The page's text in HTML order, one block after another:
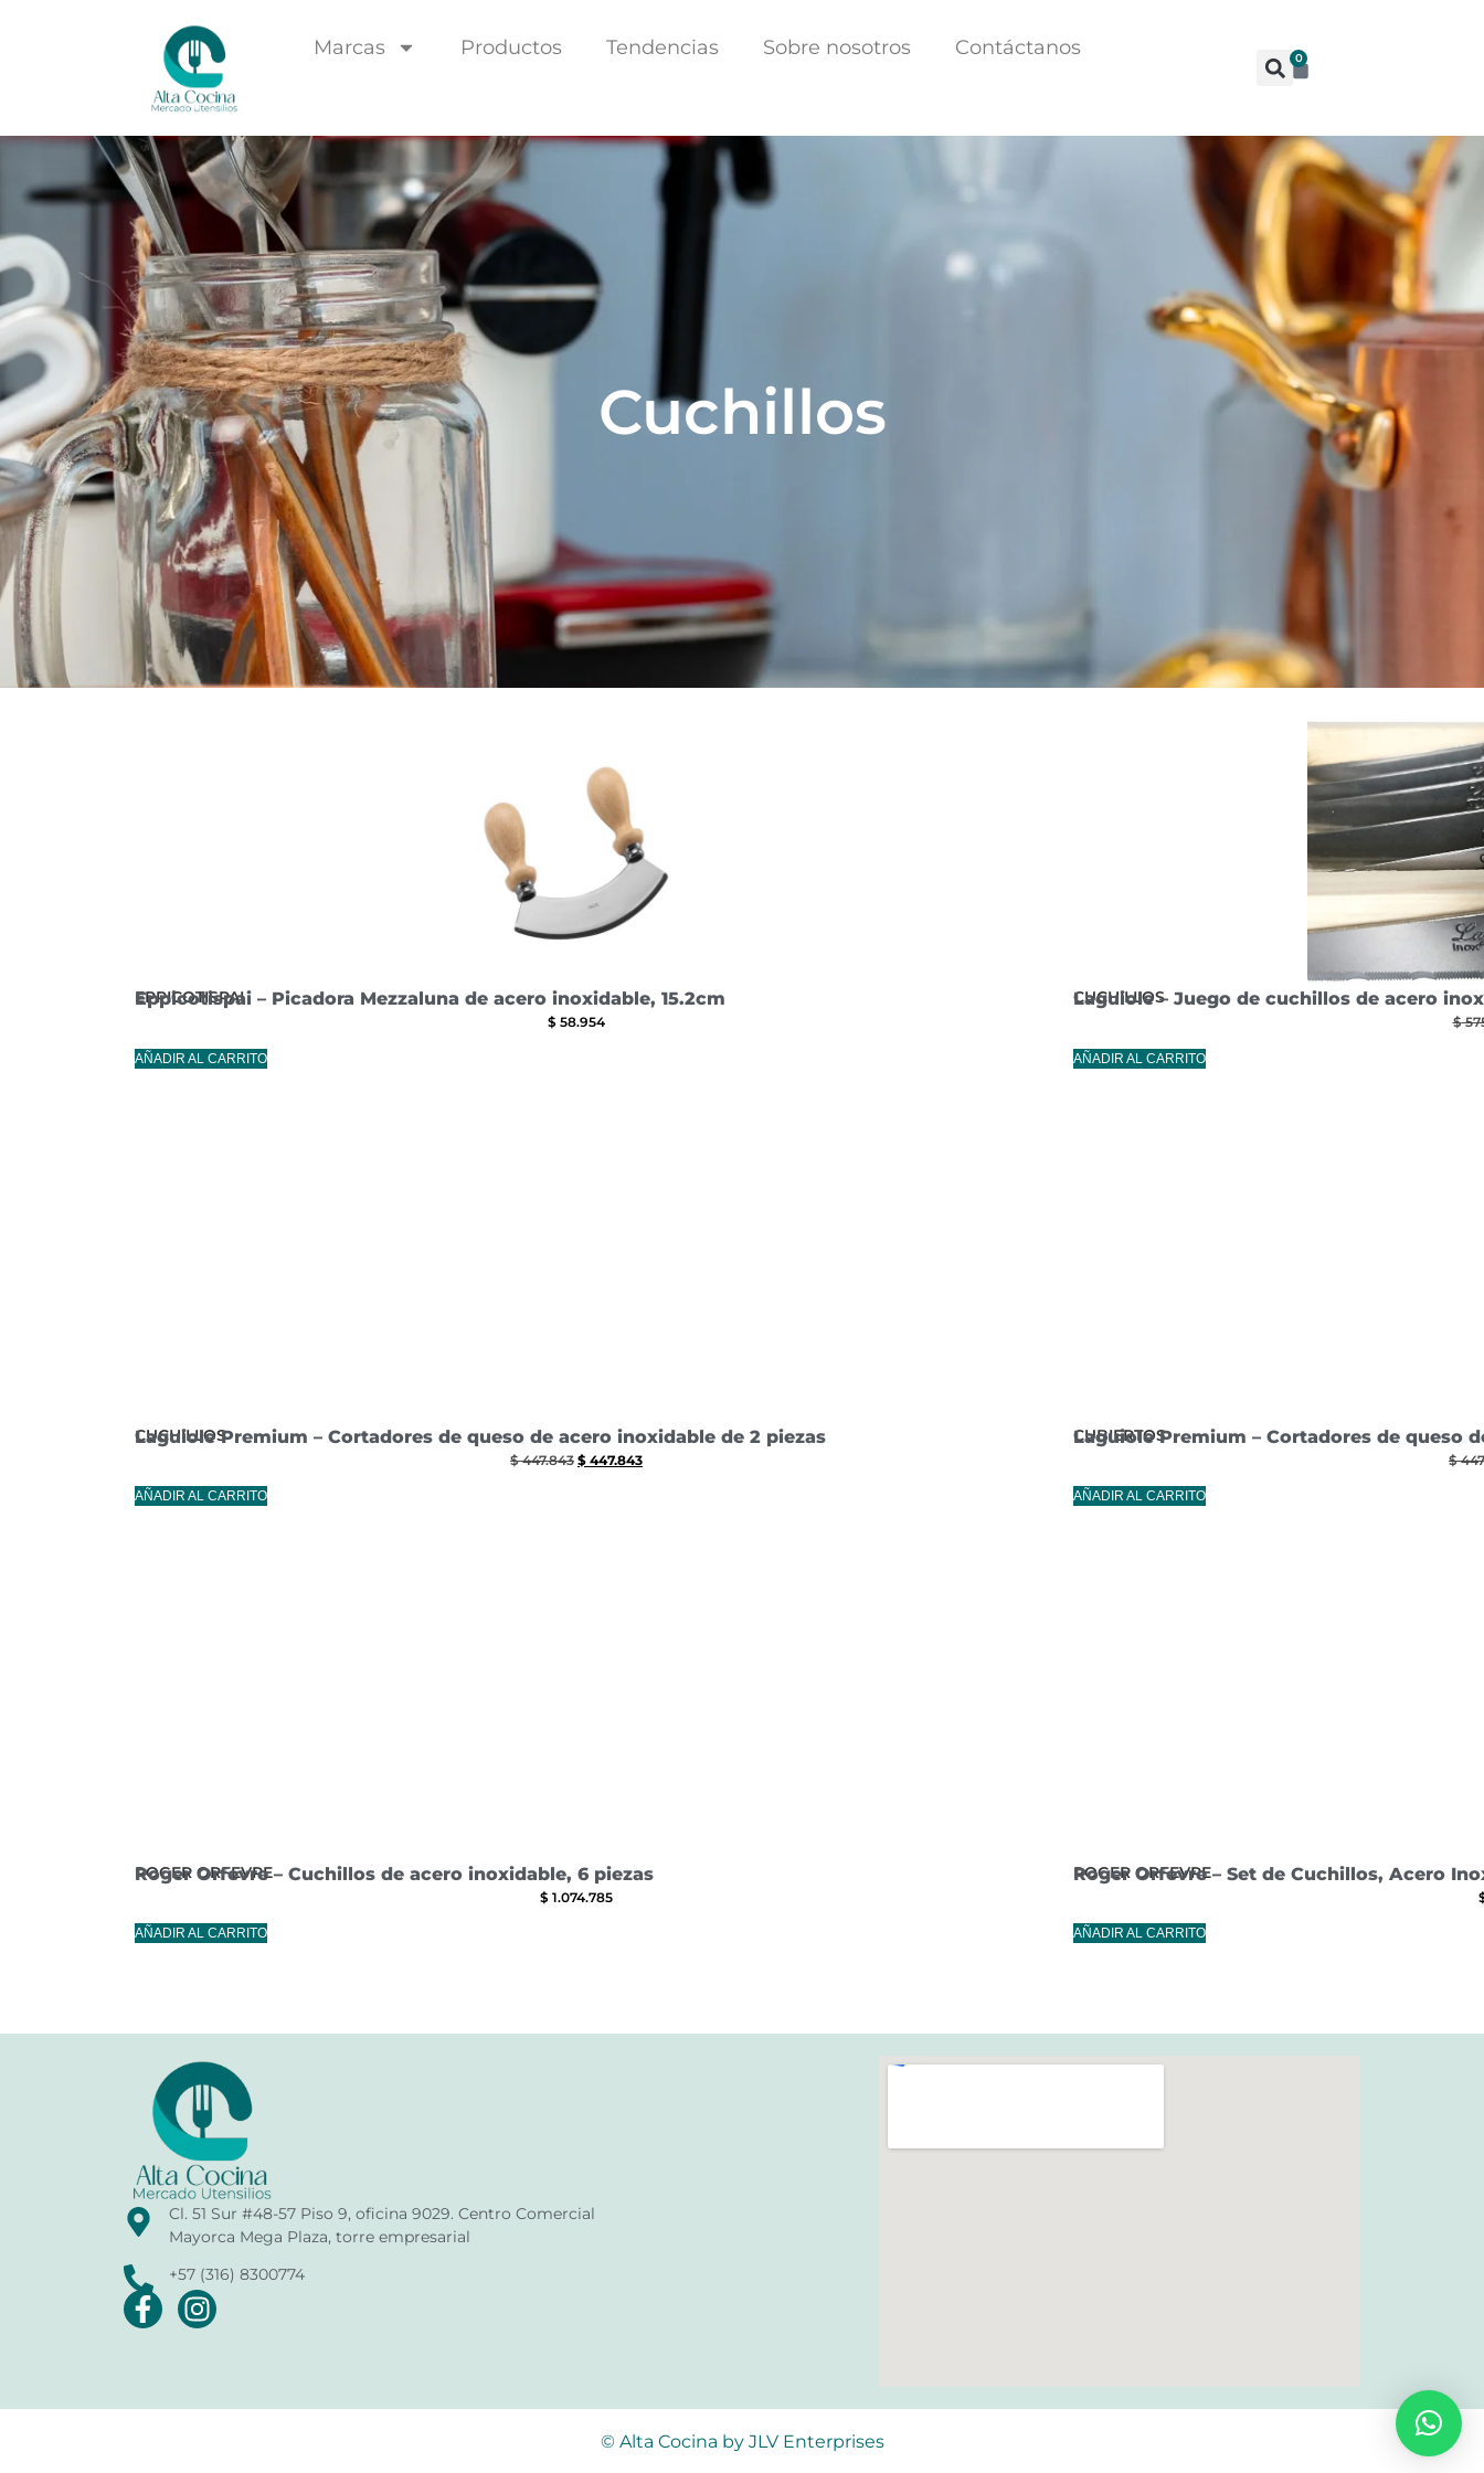
Marcas Productos Tendencias Sobre nosotros Contáctanos 0
Cuchillos
EPPICOTISPAI
Eppicotispai – Picadora Mezzaluna de acero inoxidable, 15.2cm
$ 58.954
AÑADIR AL CARRITO
CUCHILLOS
Laguiole – Juego de cuchillos de acero
$
AÑADIR AL CARRITO
CUCHILLOS
Laguiole Premium – Cortadores de queso de acero inoxidable de 2 piezas
$447.843 $ 447.843
AÑADIR AL CARRITO
CUBIERTOS
Laguiole Premium – Cortadores de queso
$
AÑADIR AL CARRITO
ROGER ORFEVRE
Roger Orfevre – Cuchillos de acero inoxidable, 6 piezas
$ 1.074.785
AÑADIR AL CARRITO
ROGER ORFEVRE
Roger Orfevre – Set de Cuchillos, Acero
AÑADIR AL CARRITO
Cl. 51 Sur #48-57 Piso 9, oficina 9029. Centro Comercial
Mayorca Mega Plaza, torre empresarial
+57 (316) 8300774
© Alta Cocina by JLV Enterprises